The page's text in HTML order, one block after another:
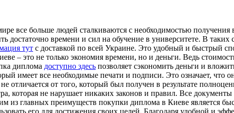
все больше людей сталкиваются с необходимостью получения
достаточно времени и сил на обучение в университете. В
тут с доставкой по всей Украине. Это удобный и быстрый
– это не только экономия времени, но и деньги. Ведь
диплома доступно здесь позволяет сэкономить деньги и
имеет все необходимые печати и подписи. Это означает, что
от того, который был получен в результате
которая не нарушает никаких законов и правил. Все
из главных преимуществ покупки диплома в Киеве является
его для достижения своих целей. Благодаря удобной и